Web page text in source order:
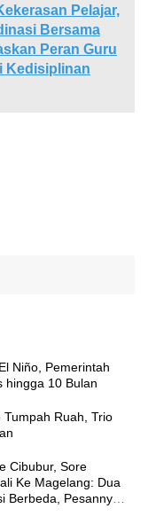
Pelajar,
Bersama
Peran Guru
Kedisiplinan
Niño, Pemerintah
hingga 10 Bulan
Ruah, Trio
Cibubur, Sore
Ke Magelang: Dua
Berbeda, Pesannya